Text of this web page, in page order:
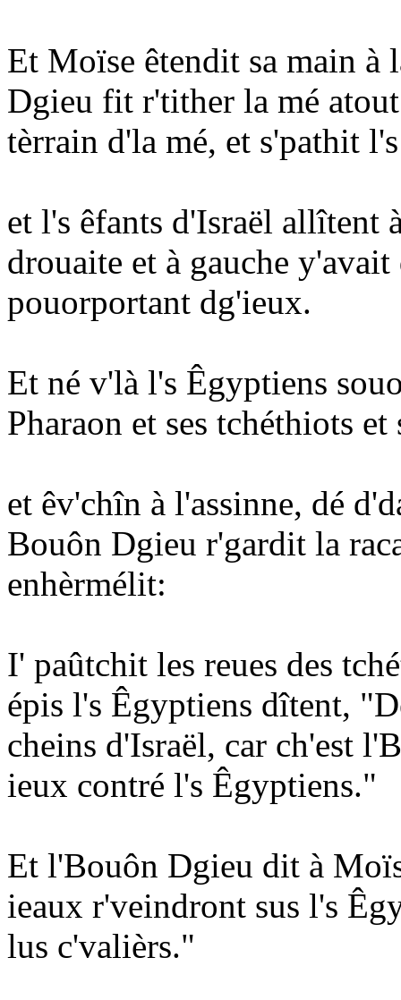
Et Moïse êtendit sa main à
Dgieu fit r'tither la mé
tèrrain d'la mé, et s'pathit
et l's êfants d'Israël allîtent
drouaite et à gauche
pouorportant dg'ieux.
Et né v'là l's Êgyptiens
Pharaon et ses tchéthiots
et êv'chîn à l'assinne, dé
Bouôn Dgieu r'gardit la
enhèrmélit:
I' paûtchit les reues des
épis l's Êgyptiens dîtent,
cheins d'Israël, car ch'est
ieux contré l's Êgyptiens."
Et l'Bouôn Dgieu dit à
ieaux r'veindront sus l's
lus c'valièrs."